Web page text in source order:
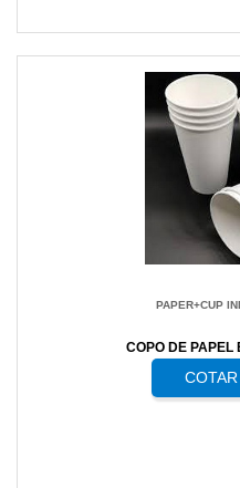
PAPER+CUP
COPO DE PAPEL